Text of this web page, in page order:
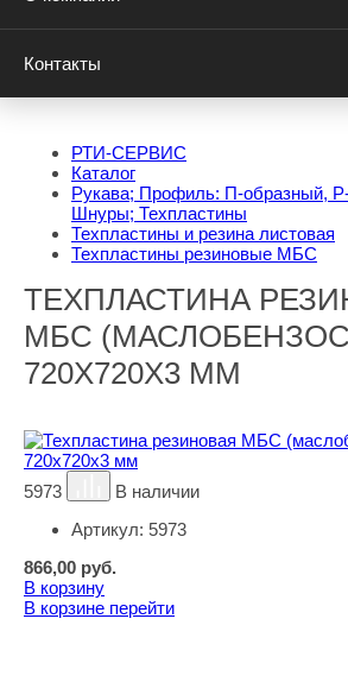
Контакты
РТИ-СЕРВИС
Каталог
Рукава; Профиль: П-образный,
Шнуры; Техпластины
Техпластины и резина листовая
Техпластины резиновые МБС
ТЕХПЛАСТИНА
МБС
720Х720Х3 ММ
5973
В наличии
Артикул: 5973
866,00 руб.
В корзину
В корзине перейти